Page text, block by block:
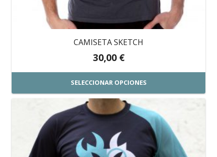
producto
CAMISETA SKETCH
30,00 €
SELECCIONAR OPCIONES
Este
producto
múltiples
variantes.